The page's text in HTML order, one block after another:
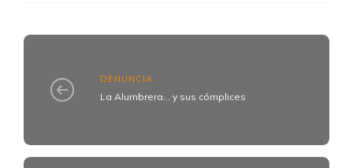
DENUNCIA
La Alumbrera... y sus cómplices